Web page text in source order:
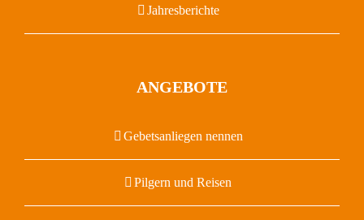
Jahresberichte
ANGEBOTE
Gebetsanliegen nennen
Pilgern und Reisen